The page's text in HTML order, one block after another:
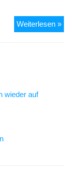
Weiterlesen »
wieder auf